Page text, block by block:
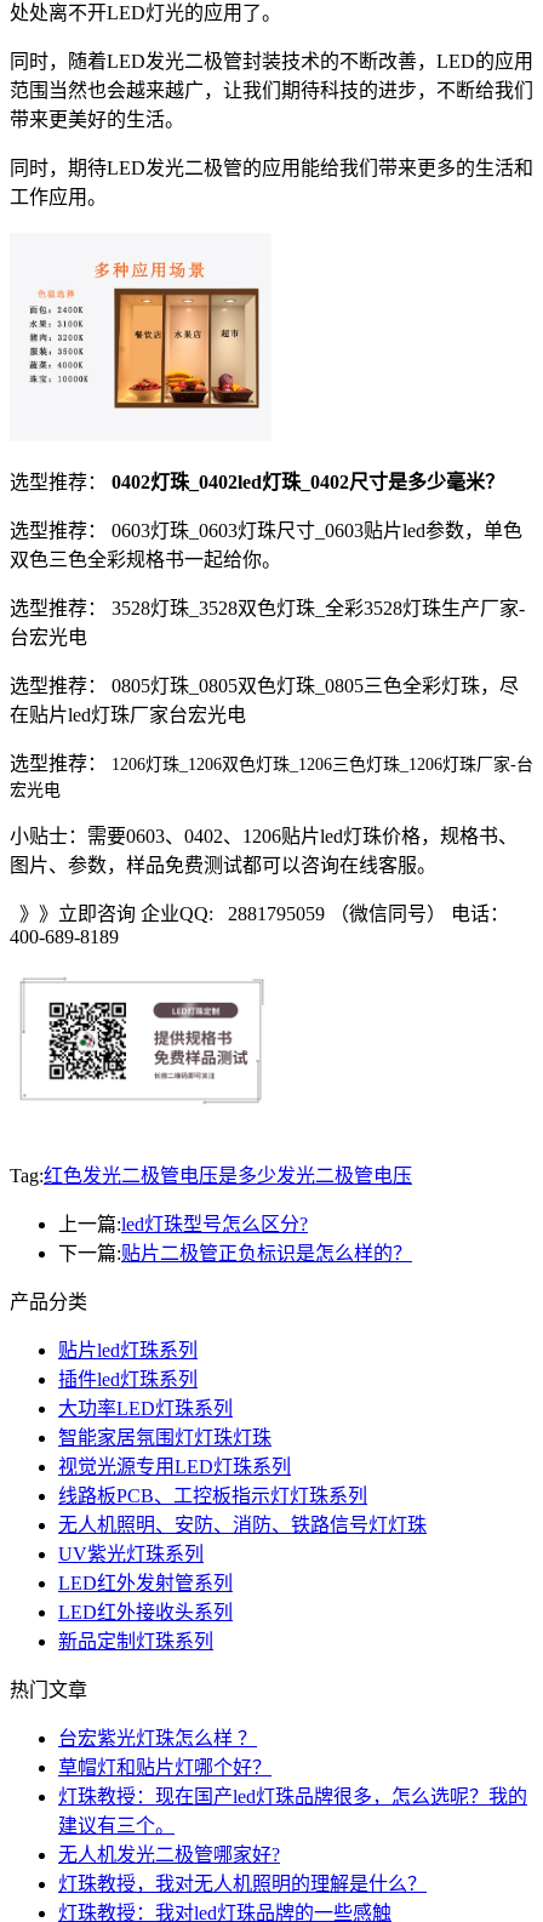
处处离不开LED灯光的应用了。
同时，随着LED发光二极管封装技术的不断改善，LED的应用
范围当然也会越来越广，让我们期待科技的进步，不断给我们
带来更美好的生活。
同时，期待LED发光二极管的应用能给我们带来更多的生活和
工作应用。
选型推荐： 0402灯珠_0402led灯珠_0402尺寸是多少毫米？
选型推荐： 0603灯珠_0603灯珠尺寸_0603贴片led参数，单色
双色三色全彩规格书一起给你。
选型推荐： 3528灯珠_3528双色灯珠_全彩3528灯珠生产厂家-
台宏光电
选型推荐： 0805灯珠_0805双色灯珠_0805三色全彩灯珠，尽
在贴片led灯珠厂家台宏光电
选型推荐：
1206灯珠_1206双色灯珠_1206三色灯珠_1206灯珠厂家-台
宏光电
小贴士：需要0603、0402、1206贴片led灯珠价格，规格书、
图片、参数，样品免费测试都可以咨询在线客服。
》》立即咨询 企业QQ: 2881795059 （微信同号） 电话：
400-689-8189
Tag:红色发光二极管电压是多少发光二极管电压
上一篇:led灯珠型号怎么区分?
下一篇:贴片二极管正负标识是怎么样的？
产品分类
贴片led灯珠系列
插件led灯珠系列
大功率LED灯珠系列
智能家居氛围灯灯珠灯珠
视觉光源专用LED灯珠系列
线路板PCB、工控板指示灯灯珠系列
无人机照明、安防、消防、铁路信号灯灯珠
UV紫光灯珠系列
LED红外发射管系列
LED红外接收头系列
新品定制灯珠系列
热门文章
台宏紫光灯珠怎么样 ？
草帽灯和贴片灯哪个好？
灯珠教授：现在国产led灯珠品牌很多，怎么选呢？我的
建议有三个。
无人机发光二极管哪家好?
灯珠教授，我对无人机照明的理解是什么？
灯珠教授：我对led灯珠品牌的一些感触